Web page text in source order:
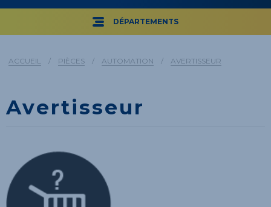
CA$
DÉPARTEMENTS
ACCUEIL / PIÈCES / AUTOMATION / AVERTISSEUR
Avertisseur